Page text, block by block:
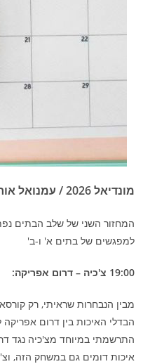
מונדיאל 2026 / עמנואל אוחנה הלקין:
המחזור השני של שלב הבתים
למפגשים של בתים א' ו-ב'
19:00 צ'כיה – דרום אפריקה:
מבין הנבחרות שראיתי, רק
הבדלי האיכות בין דרום
התרשמתי במיוחד מצ'כיה נגד